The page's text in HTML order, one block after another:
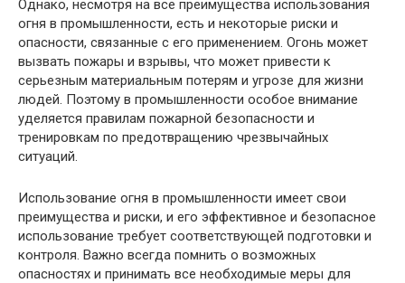
Однако, несмотря на все преимущества использования
огня в промышленности, есть и некоторые риски и
опасности, связанные с его применением. Огонь может
вызвать пожары и взрывы, что может привести к
серьезным материальным потерям и угрозе для жизни
людей. Поэтому в промышленности особое внимание
уделяется правилам пожарной безопасности и
тренировкам по предотвращению чрезвычайных
ситуаций.
Использование огня в промышленности имеет свои
преимущества и риски, и его эффективное и безопасное
использование требует соответствующей подготовки и
контроля. Важно всегда помнить о возможных
опасностях и принимать все необходимые меры для